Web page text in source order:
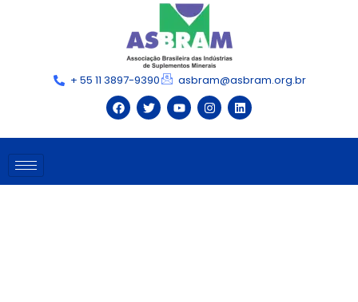
+ 55 11 3897-9390 asbram@asbram.org.br